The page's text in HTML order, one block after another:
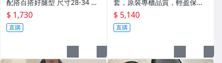
配搭百搭好腿型 尺寸28-34 灰
色牛仔褲 潮流穿搭 修身設計
$ 1,730
直購
套，原裝專櫃品質，輕盈保暖
適合過渡季穿搭 換季穿新衣 冬
秋 羽絨外套
$ 5,140
直購